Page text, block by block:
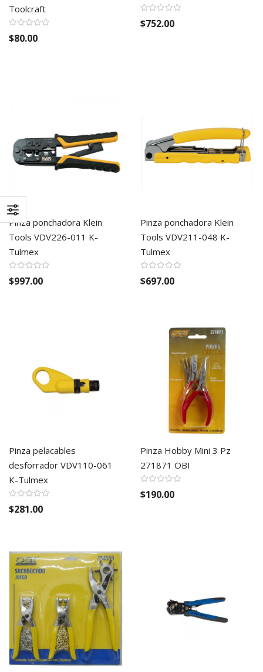
Toolcraft
$80.00
$752.00
Pinza ponchadora Klein
Tools VDV226-011 K-
Tulmex
$997.00
Pinza ponchadora Klein
Tools VDV211-048 K-
Tulmex
$697.00
Pinza pelacables
desforrador VDV110-061
K-Tulmex
$281.00
Pinza Hobby Mini 3 Pz
271871 OBI
$190.00